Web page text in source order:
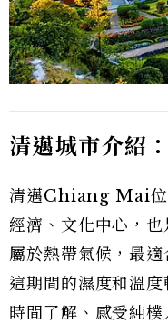
清邁城市介紹
清邁Chiang Mai位
經濟、文化中心，
屬於熱帶氣候，最適
這期間的濕度和溫
時間了解、感受純